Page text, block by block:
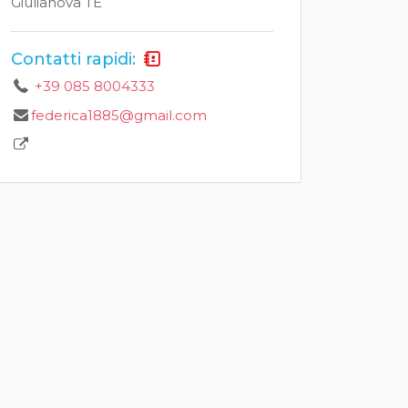
Contatti rapidi:
+39 085 8004333
federica1885@gmail.com